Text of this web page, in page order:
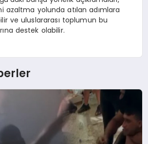
azaltma yolunda atılan adımlara
ve uluslararası toplumun bu
destek olabilir.